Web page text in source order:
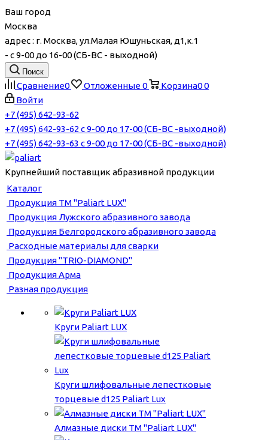
Ваш город
Москва
адрес : г. Москва, ул.Малая Юшуньская, д1,к.1
- c 9-00 до 16-00 (СБ-ВС - выходной)
Поиск
Сравнение0 Отложенные0 Корзина00
Войти
+7 (495) 642-93-62
+7 (495) 642-93-62 c 9-00 до 17-00 (СБ-ВС -выходной)
+7 (495) 642-93-63 c 9-00 до 17-00 (СБ-ВС -выходной)
Крупнейший поставщик абразивной продукции
Каталог
Продукция ТМ "Paliart LUX"
Продукция Лужского абразивного завода
Продукция Белгородского абразивного завода
Расходные материалы для сварки
Продукция "TRIO-DIAMOND"
Продукция Арма
Разная продукция
Круги Paliart LUX
Круги шлифовальные лепестковые
торцевые d125 Paliart Lux
Алмазные диски ТМ "Paliart LUX"